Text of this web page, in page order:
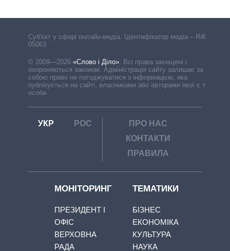
Cуб'єкт у сфері онлайн-медіа. Ідентифікатор медіа – R40-
05063
© 2009—2026 «Слово і Діло». Всі права захищені і
охороняються законом. Адміністрація сайту залишає за
собою право не погоджуватися з інформацією, яка
публікується на сайті, власниками або авторами якої є треті
особи.
УКР РОС
ПРО НАС
КОНТАКТИ
ПРАВИЛА
МОНІТОРИНГ
ПРЕЗИДЕНТ І
ОФІС
ВЕРХОВНА
РАДА
ТЕМАТИКИ
БІЗНЕС
ЕКОНОМІКА
КУЛЬТУРА
НАУКА